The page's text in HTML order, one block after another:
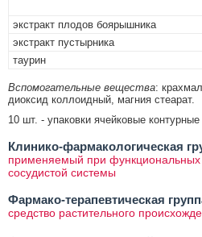
экстракт плодов боярышника
экстракт пустырника
таурин
Вспомогательные вещества:
диоксид коллоидный, магния стеарат.
10 шт. - упаковки ячейковые
Клинико-фармакологическая
применяемый при
сосудистой системы
Фармако-терапевтическая
средство растительного